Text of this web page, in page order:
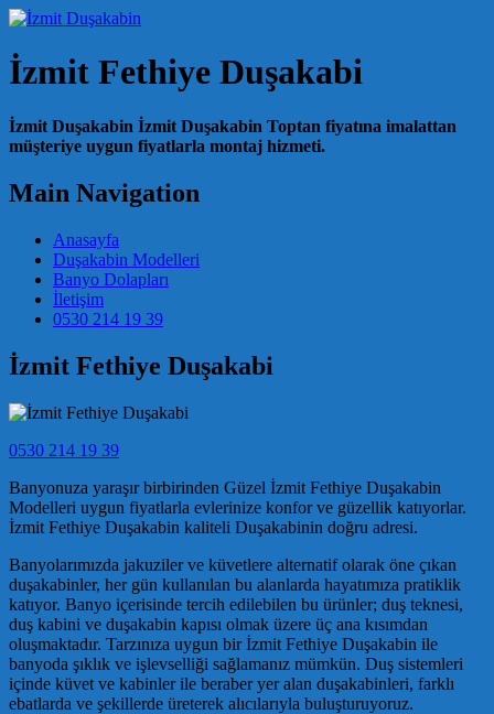
İzmit Fethiye Duşakabi
İzmit Duşakabin İzmit Duşakabin Toptan fiyatına imalattan
müşteriye uygun fiyatlarla montaj hizmeti.
Main Navigation
Anasayfa
Duşakabin Modelleri
Banyo Dolapları
İletişim
0530 214 19 39
İzmit Fethiye Duşakabi
0530 214 19 39
Banyonuza yaraşır birbirinden Güzel İzmit Fethiye Duşakabin
Modelleri uygun fiyatlarla evlerinize konfor ve güzellik katıyorlar.
İzmit Fethiye Duşakabin kaliteli Duşakabinin doğru adresi.
Banyolarımızda jakuziler ve küvetlere alternatif olarak öne çıkan
duşakabinler, her gün kullanılan bu alanlarda hayatımıza pratiklik
katıyor. Banyo içerisinde tercih edilebilen bu ürünler; duş teknesi,
duş kabini ve duşakabin kapısı olmak üzere üç ana kısımdan
oluşmaktadır. Tarzınıza uygun bir İzmit Fethiye Duşakabin ile
banyoda şıklık ve işlevselliği sağlamanız mümkün. Duş sistemleri
içinde küvet ve kabinler ile beraber yer alan duşakabinleri, farklı
ebatlarda ve şekillerde üreterek alıcılarıyla buluşturuyoruz.